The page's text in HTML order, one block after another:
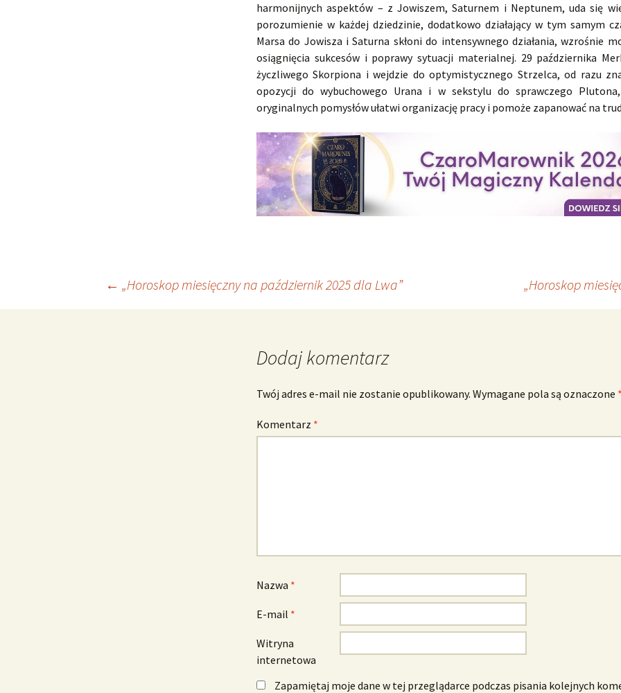
harmonijnych aspektów – z Jowiszem, Saturnem i Neptunem, uda się
porozumienie w każdej dziedzinie, dodatkowo działający w tym samym
Marsa do Jowisza i Saturna skłoni do intensywnego działania, wzrośnie
osiągnięcia sukcesów i poprawy sytuacji materialnej. 29 października
życzliwego Skorpiona i wejdzie do optymistycznego Strzelca, od razu
opozycji do wybuchowego Urana i w sekstylu do sprawczego
oryginalnych pomysłów ułatwi organizację pracy i pomoże zapanować na
Nawigacja
← „Horoskop miesięczny na październik 2025 dla Lwa” „Horoskop
Dodaj komentarz
Twój adres e-mail nie zostanie opublikowany. Wymagane pola są oznaczone *
Komentarz *
Nazwa *
E-mail *
Witryna
internetowa
Zapamiętaj moje dane w tej przeglądarce podczas pisania kolejnych